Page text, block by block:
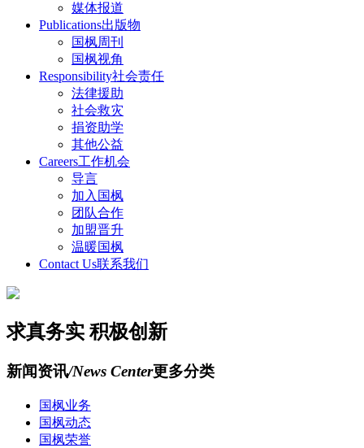
媒体报道
Publications出版物
国枫周刊
国枫视角
Responsibility社会责任
法律援助
社会救灾
捐资助学
其他公益
Careers工作机会
导言
加入国枫
团队合作
加盟晋升
温暖国枫
Contact Us联系我们
求真务实 积极创新
新闻资讯/News Center更多分类
国枫业务
国枫动态
国枫荣誉